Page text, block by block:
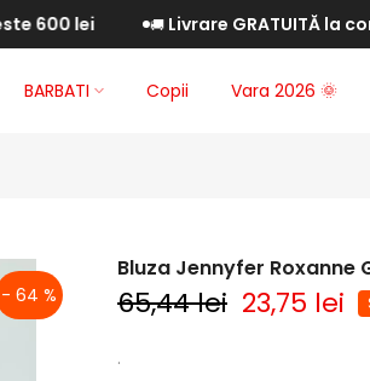
lei Livrare GRATUITĂ la
BARBATI Copii Vara 2026 🌞
- 64 %
Bluza Jennyfer Roxanne
65,44 lei 23,75 lei
.